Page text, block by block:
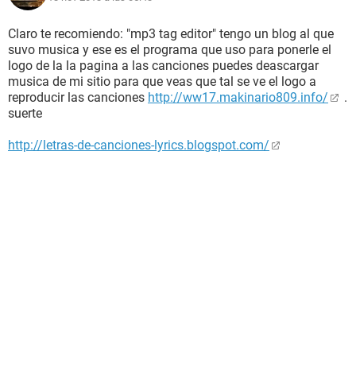
Claro te recomiendo: "mp3 tag editor" tengo un blog al que
suvo musica y ese es el programa que uso para ponerle el
logo de la la pagina a las canciones puedes deascargar
musica de mi sitio para que veas que tal se ve el logo a
reproducir las canciones http://ww17.makinario809.info/
.
suerte
http://letras-de-canciones-lyrics.blogspot.com/